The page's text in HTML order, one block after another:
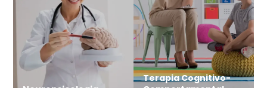
Terapia Cognitivo-